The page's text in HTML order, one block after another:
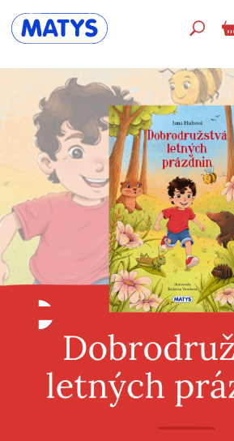
Beletria pre deti
Doplnkový sortiment
Jazyky
Poézia
Populárno - náučné pre deti
Predškoláci
Výchova a pedagogika
Všetky kategórie